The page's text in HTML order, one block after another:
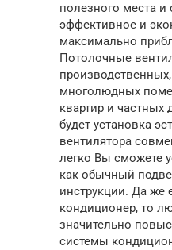
полезного места и
эффективное и
максимально
Потолочные
многолюдных
квартир и
будет установка
вентилятора
легко Вы сможете
как обычный
инструкции. Да же
кондиционер, то
значительно
системы